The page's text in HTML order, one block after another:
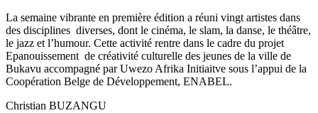
La semaine vibrante en première édition a réuni vingt artistes dans
des disciplines diverses, dont le cinéma, le slam, la danse, le théâtre,
le jazz et l’humour. Cette activité rentre dans le cadre du projet
Epanouissement de créativité culturelle des jeunes de la ville de
Bukavu accompagné par Uwezo Afrika Initiaitve sous l’appui de la
Coopération Belge de Développement, ENABEL.
Christian BUZANGU